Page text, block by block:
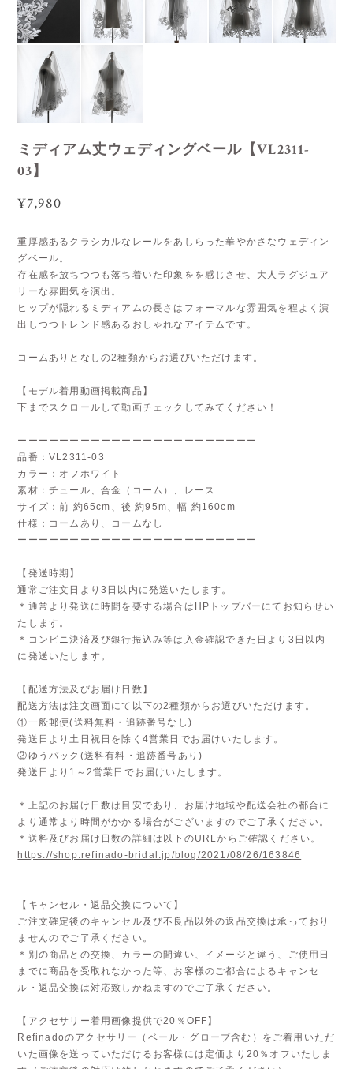
ミディアム丈ウェディングベール【VL2311-
03】
¥7,980
重厚感あるクラシカルなレールをあしらった華やかさなウェディン
グベール。
存在感を放ちつつも落ち着いた印象をを感じさせ、大人ラグジュア
リーな雰囲気を演出。
ヒップが隠れるミディアムの長さはフォーマルな雰囲気を程よく演
出しつつトレンド感あるおしゃれなアイテムです。
コームありとなしの2種類からお選びいただけます。
【モデル着用動画掲載商品】
下までスクロールして動画チェックしてみてください！
ーーーーーーーーーーーーーーーーーーーーーーー
品番：VL2311-03
カラー：オフホワイト
素材：チュール、合金（コーム）、レース
サイズ：前 約65cm、後 約95m、幅 約160cm
仕様：コームあり、コームなし
ーーーーーーーーーーーーーーーーーーーーーーー
【発送時期】
通常ご注文日より3日以内に発送いたします。
＊通常より発送に時間を要する場合はHPトップバーにてお知らせい
たします。
＊コンビニ決済及び銀行振込み等は入金確認できた日より3日以内
に発送いたします。
【配送方法及びお届け日数】
配送方法は注文画面にて以下の2種類からお選びいただけます。
①一般郵便(送料無料・追跡番号なし)
発送日より土日祝日を除く4営業日でお届けいたします。
②ゆうパック(送料有料・追跡番号あり)
発送日より1～2営業日でお届けいたします。
＊上記のお届け日数は目安であり、お届け地域や配送会社の都合に
より通常より時間がかかる場合がございますのでご了承ください。
＊送料及びお届け日数の詳細は以下のURLからご確認ください。
https://shop.refinado-bridal.jp/blog/2021/08/26/163846
【キャンセル・返品交換について】
ご注文確定後のキャンセル及び不良品以外の返品交換は承っており
ませんのでご了承ください。
＊別の商品との交換、カラーの間違い、イメージと違う、ご使用日
までに商品を受取れなかった等、お客様のご都合によるキャンセ
ル・返品交換は対応致しかねますのでご了承ください。
【アクセサリー着用画像提供で20％OFF】
Refinadoのアクセサリー（ベール・グローブ含む）をご着用いただ
いた画像を送っていただけるお客様には定価より20％オフいたしま